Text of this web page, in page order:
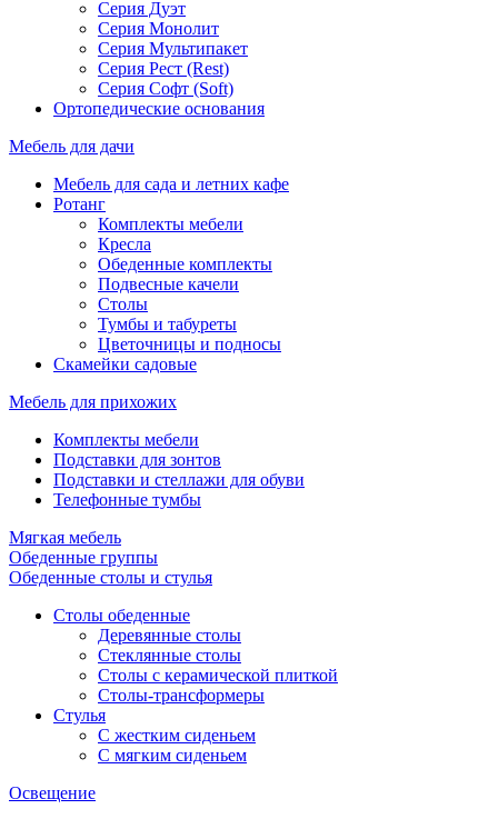
Серия Дуэт
Серия Монолит
Серия Мультипакет
Серия Рест (Rest)
Серия Софт (Soft)
Ортопедические основания
Мебель для дачи
Мебель для сада и летних кафе
Ротанг
Комплекты мебели
Кресла
Обеденные комплекты
Подвесные качели
Столы
Тумбы и табуреты
Цветочницы и подносы
Скамейки садовые
Мебель для прихожих
Комплекты мебели
Подставки для зонтов
Подставки и стеллажи для обуви
Телефонные тумбы
Мягкая мебель
Обеденные группы
Обеденные столы и стулья
Столы обеденные
Деревянные столы
Стеклянные столы
Столы с керамической плиткой
Столы-трансформеры
Стулья
С жестким сиденьем
С мягким сиденьем
Освещение